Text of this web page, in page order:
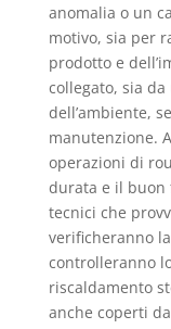
anomalia o un
motivo, sia per
prodotto e
collegato, sia
dell’ambiente,
manutenzione.
operazioni di
durata e il buon
tecnici che
verificheranno
controlleranno
riscaldamento
anche coperti